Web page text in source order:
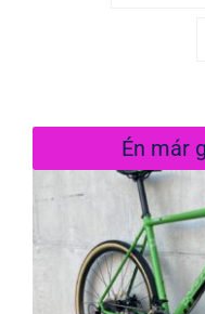
Én már
KONA